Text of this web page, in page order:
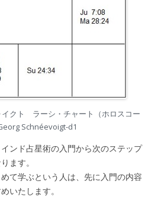
イクト ラーシ・チャート（ホロスコー
Schnéevoigt-d1
ンド占星術の入門から次のステップ
ます。
学ぶという人は、先に入門の内容
いたします。